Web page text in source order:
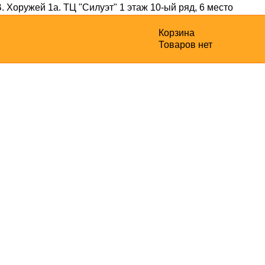
Хоружей 1а. ТЦ "Силуэт" 1 этаж 10-ый ряд, 6 место
Корзина
Товаров нет